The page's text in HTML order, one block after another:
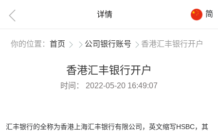
详情 简
你的位置：首页 公司银行账号 香港汇丰银行开户
香港汇丰银行开户
时间： 2022-05-20 16:49:07
汇丰银行的全称为香港上海汇丰银行有限公司，英文缩写HSBC，其